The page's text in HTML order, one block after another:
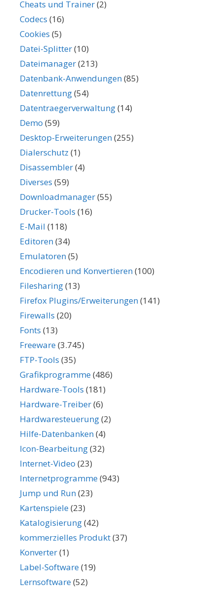
Cheats und Trainer(2)
Codecs (16)
Cookies (5)
Datei-Splitter(10)
Dateimanager(213)
Datenbank-Anwendungen(85)
Datenrettung(54)
Datentraegerverwaltung(14)
Demo (59)
Desktop-Erweiterungen(255)
Dialerschutz (1)
Disassembler(4)
Diverses (59)
Downloadmanager(55)
Drucker-Tools (16)
E-Mail (118)
Editoren(34)
Emulatoren(5)
Encodieren und Konvertieren(100)
Filesharing(13)
Firefox Plugins/Erweiterungen(141)
Firewalls (20)
Fonts (13)
Freeware(3.745)
FTP-Tools (35)
Grafikprogramme(486)
Hardware-Tools (181)
Hardware-Treiber(6)
Hardwaresteuerung(2)
Hilfe-Datenbanken(4)
Icon-Bearbeitung(32)
Internet-Video (23)
Internetprogramme(943)
Jump und Run(23)
Kartenspiele(23)
Katalogisierung(42)
kommerzielles Produkt(37)
Konverter(1)
Label-Software(19)
Lernsoftware(52)